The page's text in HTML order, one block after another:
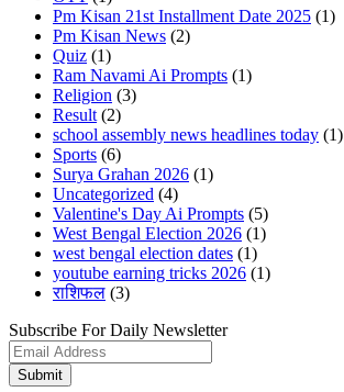
Pm Kisan 21st Installment Date 2025 (1)
Pm Kisan News (2)
Quiz (1)
Ram Navami Ai Prompts (1)
Religion (3)
Result (2)
school assembly news headlines today (1)
Sports (6)
Surya Grahan 2026 (1)
Uncategorized (4)
Valentine's Day Ai Prompts (5)
West Bengal Election 2026 (1)
west bengal election dates (1)
youtube earning tricks 2026 (1)
राशिफल (3)
Subscribe For Daily Newsletter
Submit